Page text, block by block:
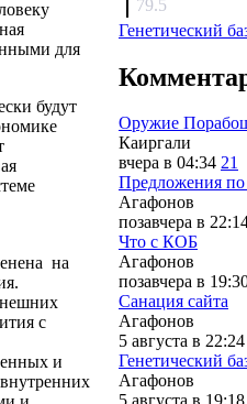
для
будут
на
с
и
79.5
Генетический
Оружие
Каиргали
вчера в 04:34 21
Предложения
Агафонов
позавчера в
Что с КОБ
Агафонов
позавчера в
Санация сайта
Агафонов
5 августа в 22:24
Генетический
Агафонов